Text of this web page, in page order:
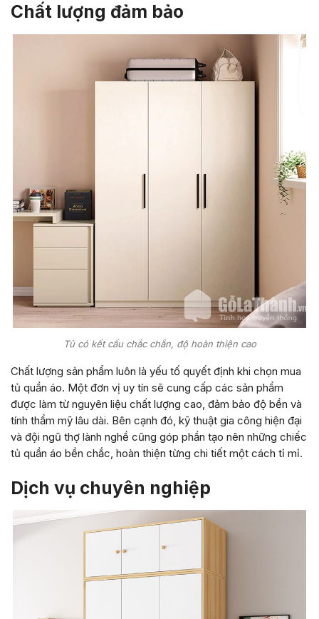
Chất lượng đảm bảo
Tủ có kết cấu chắc chắn, độ hoàn thiện cao
Chất lượng sản phẩm luôn là yếu tố quyết định khi chọn mua
tủ quần áo. Một đơn vị uy tín sẽ cung cấp các sản phẩm
được làm từ nguyên liệu chất lượng cao, đảm bảo độ bền và
tính thẩm mỹ lâu dài. Bên cạnh đó, kỹ thuật gia công hiện đại
và đội ngũ thợ lành nghề cũng góp phần tạo nên những chiếc
tủ quần áo bền chắc, hoàn thiện từng chi tiết một cách tỉ mỉ.
Dịch vụ chuyên nghiệp